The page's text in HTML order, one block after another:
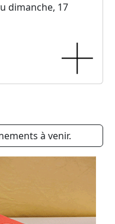
dimanche, 17
13